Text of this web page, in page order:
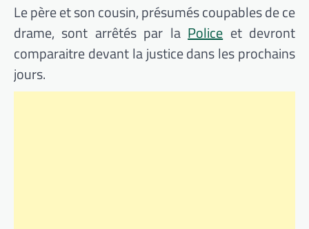
Le père et son cousin, présumés coupables de ce
drame, sont arrêtés par la Police et devront
comparaitre devant la justice dans les prochains
jours.